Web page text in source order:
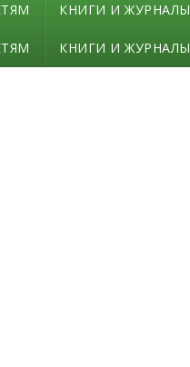
КНИГИ И ЖУРНАЛЫ
КНИГИ И ЖУРНАЛЫ